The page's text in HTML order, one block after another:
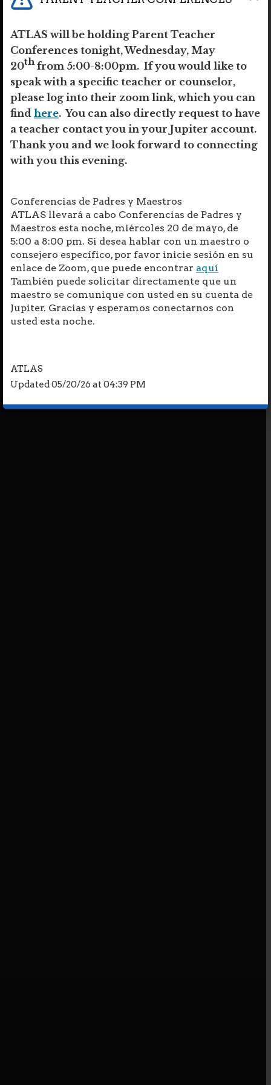
ATLAS
Principal, Elizabeth
Messmann
ATLAS will be holding Parent Teacher
Conferences tonight, Wednesday, May
20thfrom 5:00-8:00pm. If you would like to
speak with a specific teacher or counselor,
please log into their zoom link, which you can
find here. You can also directly request to have
a teacher contact you in your Jupiter account.
Thank you and we look forward to connecting
with you this evening.
Conferencias de Padres y Maestros
ATLAS llevará a cabo Conferencias de Padres y
Maestros esta noche, miércoles 20 de mayo, de
5:00 a 8:00 pm. Si desea hablar con un maestro o
consejero específico, por favor inicie sesión en su
enlace de Zoom, que puede encontrar aquí
También puede solicitar directamente que un
maestro se comunique con usted en su cuenta de
Jupiter. Gracias y esperamos conectarnos con
usted esta noche.
ATLAS
Updated 05/20/26 at 04:39 PM